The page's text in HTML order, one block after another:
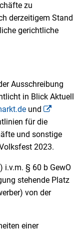
zu
derzeitigem Stand
gerichtliche
Ausschreibung
in Blick Aktuell
und
für die
und sonstige
2023.
i.v.m. § 60 b GewO
stehende Platz
von der
einer